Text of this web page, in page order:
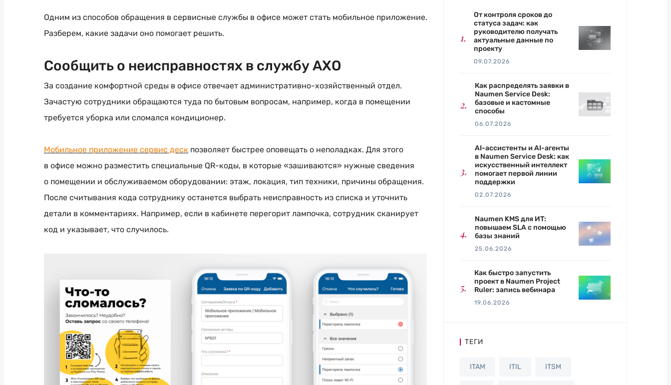
Одним из способов обращения в сервисные службы в офисе может стать мобильное приложение.
Разберем, какие задачи оно помогает решить.
Сообщить о неисправностях в службу АХО
За создание комфортной среды в офисе отвечает административно-хозяйственный отдел.
Зачастую сотрудники обращаются туда по бытовым вопросам, например, когда в помещении
требуется уборка или сломался кондиционер.
Мобильное приложение сервис деск позволяет быстрее оповещать о неполадках. Для этого
в офисе можно разместить специальные QR-коды, в которые «зашиваются» нужные сведения
о помещении и обслуживаемом оборудовании: этаж, локация, тип техники, причины обращения.
После считывания кода сотруднику останется выбрать неисправность из списка и уточнить
детали в комментариях. Например, если в кабинете перегорит лампочка, сотрудник сканирует
код и указывает, что случилось.
От контроля сроков до
статуса задач: как
руководителю получать
актуальные данные по
проекту
09.07.2026
Как распределять заявки в
Naumen Service Desk:
базовые и кастомные
способы
06.07.2026
AI-ассистенты и AI-агенты
в Naumen Service Desk: как
искусственный интеллект
помогает первой линии
поддержки
02.07.2026
Naumen KMS для ИТ:
повышаем SLA с помощью
базы знаний
25.06.2026
Как быстро запустить
проект в Naumen Project
Ruler: запись вебинара
19.06.2026
ТЕГИ
ITAM ITIL ITSM